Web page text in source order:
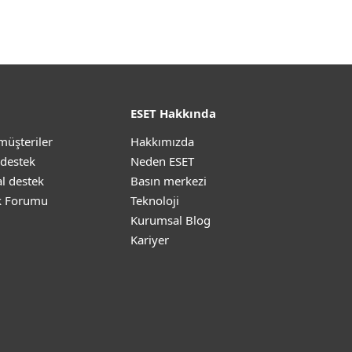
destek
Forumu
ESET Hakkında
Hakkımızda
Neden ESET
Basın merkezi
Teknoloji
Kurumsal Blog
Kariyer